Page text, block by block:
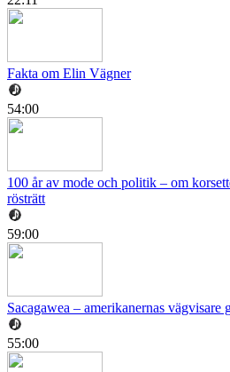
Fakta om Elin Vägner
54:00
100 år av mode och politik – om
rösträtt
59:00
Sacagawea – amerikanernas vägvisare
55:00